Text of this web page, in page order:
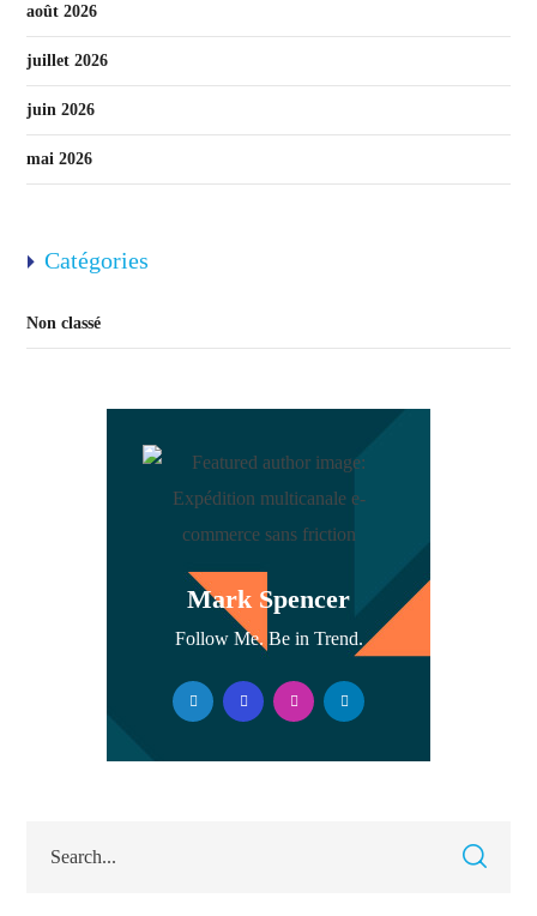
août 2026
juillet 2026
juin 2026
mai 2026
Catégories
Non classé
Mark Spencer
Follow Me. Be in Trend.